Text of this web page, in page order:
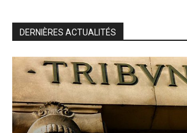
DERNIÈRES ACTUALITÉS